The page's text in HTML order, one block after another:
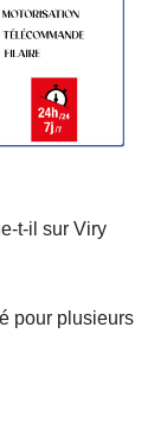
t-il sur Viry
pour plusieurs